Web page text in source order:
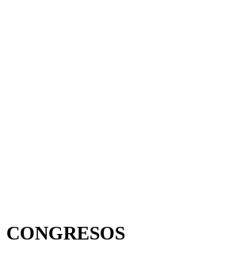
CONGRESOS